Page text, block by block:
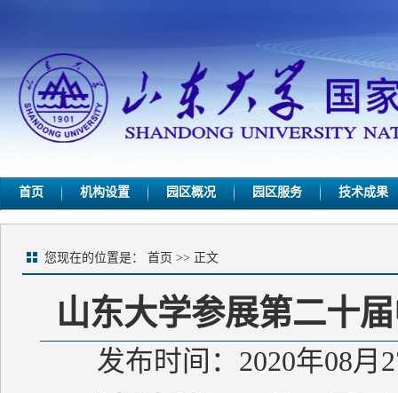
首页 机构设置 园区概况 园区服务 技术成果
您现在的位置是： 首页 >> 正文
山东大学参展第二十
发布时间：2020年08